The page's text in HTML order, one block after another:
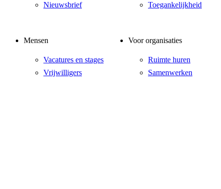
Nieuwsbrief
Toegankelijkheid
Mensen
Vacatures en stages
Vrijwilligers
Voor organisaties
Ruimte huren
Samenwerken